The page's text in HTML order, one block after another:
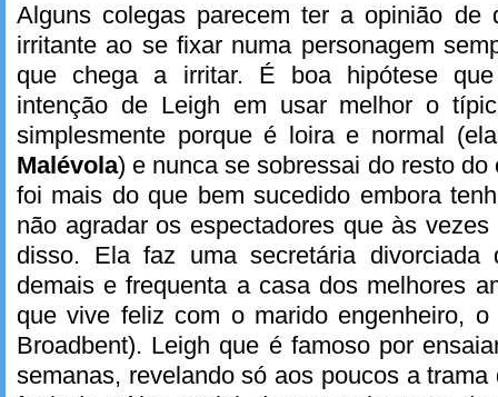
Alguns colegas parecem ter a opinião de
irritante ao se fixar numa personagem
que chega a irritar. É boa hipótese
intenção de Leigh em usar melhor o
simplesmente porque é loira e normal
Malévola) e nunca se sobressai do resto
foi mais do que bem sucedido embora
não agradar os espectadores que às
disso. Ela faz uma secretária divorciada
demais e frequenta a casa dos melhores
que vive feliz com o marido engenheiro,
Broadbent). Leigh que é famoso por
semanas, revelando só aos poucos a